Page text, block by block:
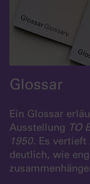
Glossar
Ein Glossar
Ausstellung TO
1950. Es vertieft
deutlich, wie